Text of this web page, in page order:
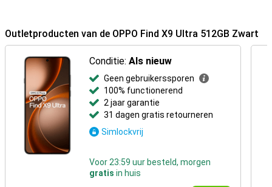
Outletproducten van de OPPO Find X9 Ultra 512GB Zwart
Conditie:Als nieuw
Geen gebruikerssporen
100% functionerend
2 jaar garantie
31 dagen gratis retourneren
Simlockvrij
Voor 23:59 uur besteld, morgen
gratis in huis